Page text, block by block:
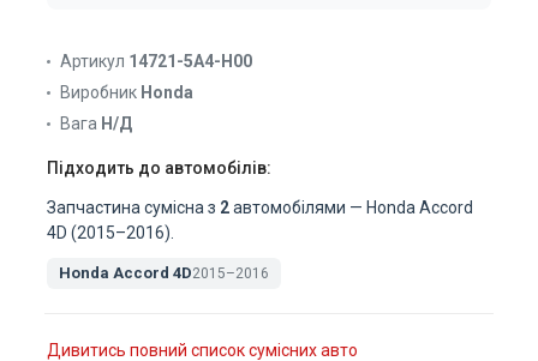
Артикул 14721-5A4-H00
Виробник Honda
Вага Н/Д
Підходить до автомобілів:
Запчастина сумісна з 2автомобілями — Honda Accord
4D (2015–2016).
Honda Accord 4D2015–2016
Дивитись повний список сумісних авто